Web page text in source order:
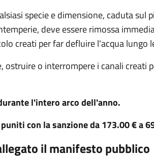
specie e dimensione, caduta sul
deve essere rimossa
creati per far defluire l'acqua lungo
ostruire o interrompere i canali creati
l'intero arco dell'anno.
con la sanzione da 173.00 € a
il manifesto pubblico